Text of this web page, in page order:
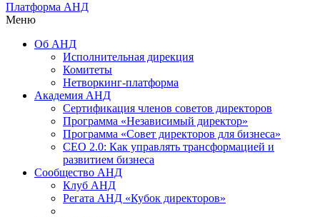
Платформа АНД
Меню
Об АНД
Исполнительная дирекция
Комитеты
Нетворкинг-платформа
Академия АНД
Сертификация членов советов директоров
Программа «Независимый директор»
Программа «Совет директоров для бизнеса»
СЕО 2.0: Как управлять трансформацией и
развитием бизнеса
Сообщество АНД
Клуб АНД
Регата АНД «Кубок директоров»